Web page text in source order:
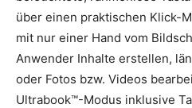
über einen praktischen Klick-
mit nur einer Hand vom
Anwender Inhalte erstellen,
oder Fotos bzw. Videos
Ultrabook™-Modus inklusive